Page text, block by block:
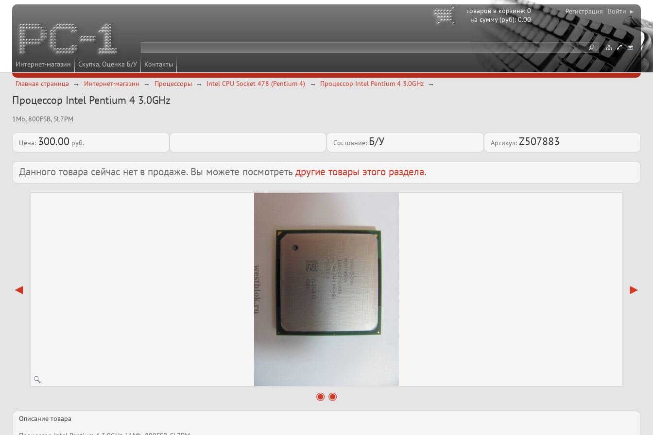
Интернет-магазин Скупка, Оценка Б/У Контакты
товаров в корзине:0
на сумму (руб):0.00
Регистрация Войти ▸
Главная страница Интернет-магазин Процессоры Intel CPU Socket 478 (Pentium 4) Процессор Intel Pentium 4 3.0GHz
Процессор Intel Pentium 4 3.0GHz
1Mb, 800FSB, SL7PM
Цена: 300.00 руб. Состояние: Б/У Артикул: Z507883
Данного товара сейчас нет в продаже. Вы можете посмотреть другие товары этого раздела.
Описание товара